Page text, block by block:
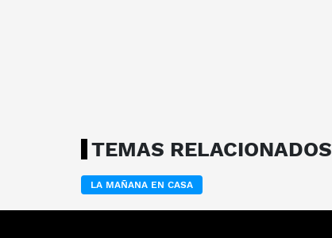
TEMAS RELACIONADOS
LA MAÑANA EN CASA